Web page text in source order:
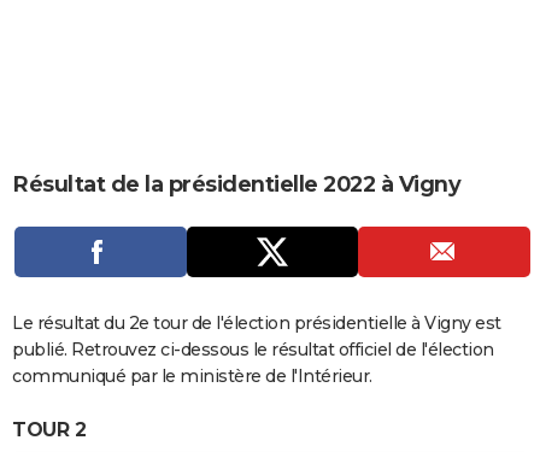
CARTE DE VOEUX
DICTIONNAIRE
Dictionnaire
Biographies
Expressions
Proverbes
PROGRAMME TV
COPAINS D'AVANT
Se connecter
Collèges
Universités
Entreprises
Service militaire
Avis de recherche
AVIS DE DÉCÈS
FORUM
Résultat de la présidentielle 2022 à Vigny
Le résultat du 2e tour de l'élection présidentielle à Vigny est
publié. Retrouvez ci-dessous le résultat officiel de l'élection
communiqué par le ministère de l'Intérieur.
TOUR 2